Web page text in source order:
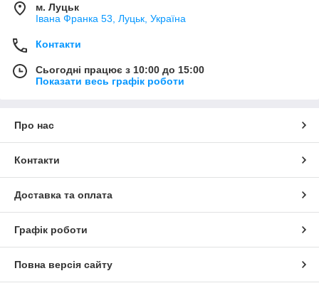
м. Луцьк
Івана Франка 53, Луцьк, Україна
Контакти
Сьогодні працює з 10:00 до 15:00
Показати весь графік роботи
Про нас
Контакти
Доставка та оплата
Графік роботи
Повна версія сайту